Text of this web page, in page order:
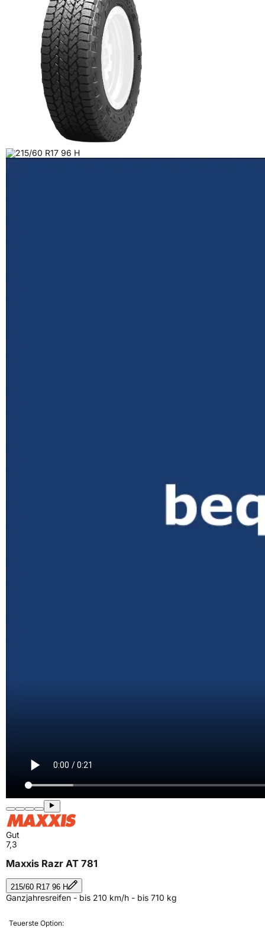
Gut
7,3
Maxxis Razr AT 781
215/60 R17 96 H
Ganzjahresreifen - bis 210 km/h - bis 710 kg
Teuerste Option: